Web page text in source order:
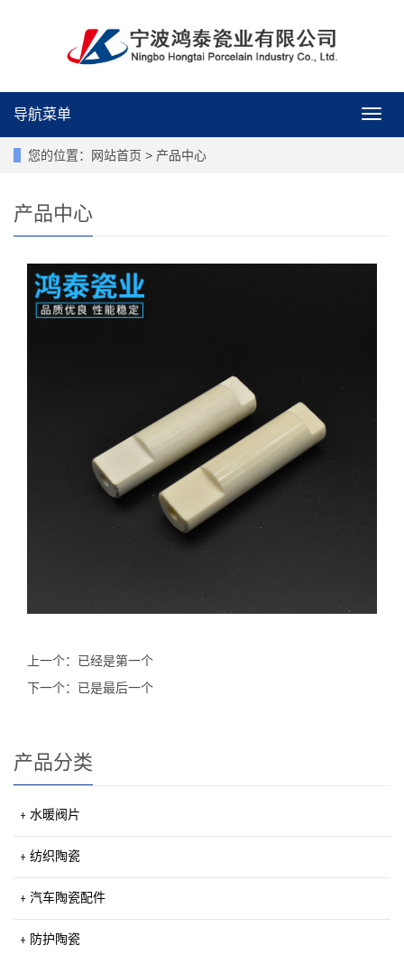
导
航
导航菜单
您的位置： 网站首页 > 产品中心
产品中心
上一个：已经是第一个
下一个：已是最后一个
产品分类
水暖阀片
纺织陶瓷
汽车陶瓷配件
防护陶瓷